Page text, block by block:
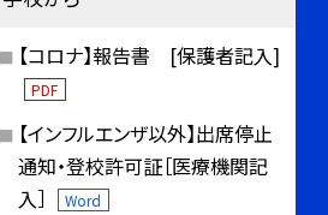
【コロナ】報告書 [保護者記入]
PDF
【インフルエンザ以外】出席停止
通知・登校許可証［医療機関記
入］
Word